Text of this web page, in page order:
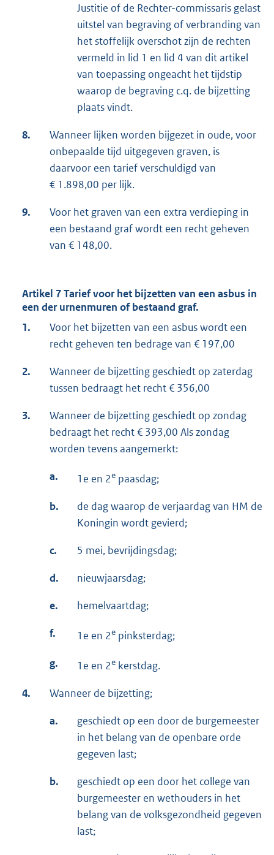
Justitie of de Rechter-commissaris gelast
uitstel van begraving of verbranding van
het stoffelijk overschot zijn de rechten
vermeld in lid 1 en lid 4 van dit artikel
van toepassing ongeacht het tijdstip
waarop de begraving c.q. de bijzetting
plaats vindt.
8.
Wanneer lijken worden bijgezet in oude, voor
onbepaalde tijd uitgegeven graven, is
daarvoor een tarief verschuldigd van
€ 1.898,00 per lijk.
9.
Voor het graven van een extra verdieping in
een bestaand graf wordt een recht geheven
van € 148,00.
Artikel 7 Tarief voor het bijzetten van een asbus in
een der urnenmuren of bestaand graf.
1.
Voor het bijzetten van een asbus wordt een
recht geheven ten bedrage van € 197,00
2.
Wanneer de bijzetting geschiedt op zaterdag
tussen bedraagt het recht € 356,00
3.
Wanneer de bijzetting geschiedt op zondag
bedraagt het recht € 393,00 Als zondag
worden tevens aangemerkt:
a. 1e en 2e paasdag;
b.
de dag waarop de verjaardag van HM de
Koningin wordt gevierd;
c. 5 mei, bevrijdingsdag;
d. nieuwjaarsdag;
e. hemelvaartdag;
f. 1e en 2e pinksterdag;
g. 1e en 2e kerstdag.
4. Wanneer de bijzetting;
a.
geschiedt op een door de burgemeester
in het belang van de openbare orde
gegeven last;
b.
geschiedt op een door het college van
burgemeester en wethouders in het
belang van de volksgezondheid gegeven
last;